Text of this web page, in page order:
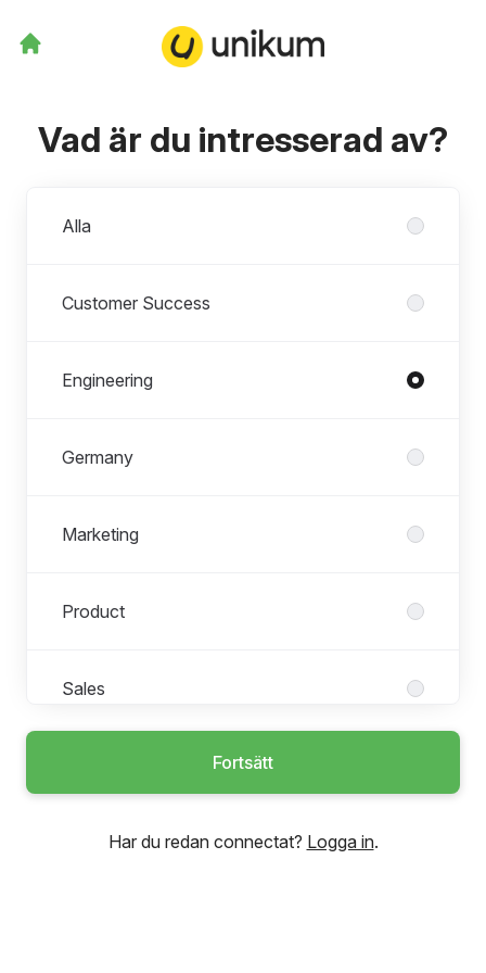
Vad är du intresserad av?
Alla
Customer Success
Engineering
Germany
Marketing
Product
Sales
VD/Finance/Infrastructure
Fortsätt
Har du redan connectat? Logga in.